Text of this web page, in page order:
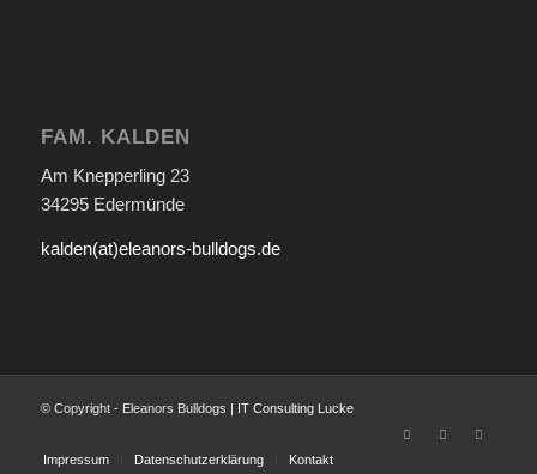
FAM. KALDEN
Am Knepperling 23
34295 Edermünde
kalden(at)eleanors-bulldogs.de
© Copyright - Eleanors Bulldogs | IT Consulting Lucke
Impressum Datenschutzerklärung Kontakt